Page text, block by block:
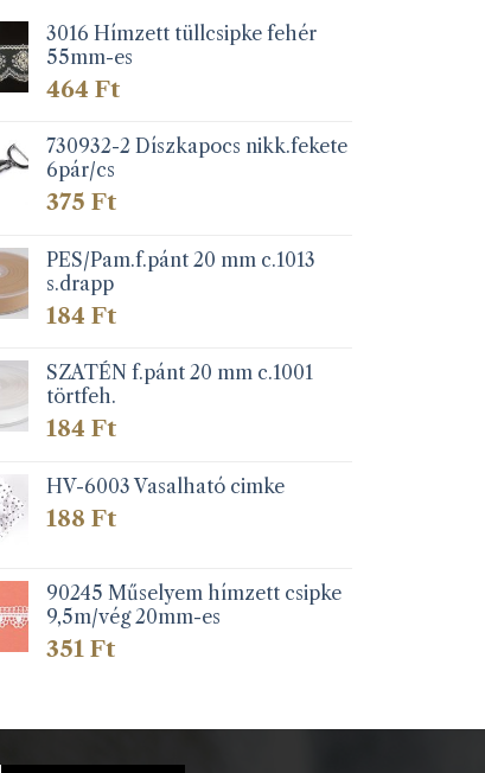
3016 Hímzett tüllcsipke fehér
55mm-es
464Ft
730932-2 Díszkapocs nikk.fekete
6pár/cs
375Ft
PES/Pam.f.pánt 20 mm c.1013
s.drapp
184Ft
SZATÉN f.pánt 20 mm c.1001
törtfeh.
184Ft
HV-6003 Vasalható cimke
188Ft
90245 Műselyem hímzett csipke
9,5m/vég 20mm-es
351Ft